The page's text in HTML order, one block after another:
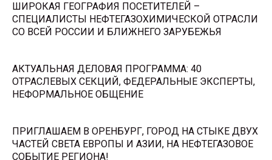
ШИРОКАЯ ГЕОГРАФИЯ ПОСЕТИТЕЛЕЙ –
СПЕЦИАЛИСТЫ НЕФТЕГАЗОХИМИЧЕСКОЙ ОТРАСЛИ
СО ВСЕЙ РОССИИ И БЛИЖНЕГО ЗАРУБЕЖЬЯ
АКТУАЛЬНАЯ ДЕЛОВАЯ ПРОГРАММА: 40
ОТРАСЛЕВЫХ СЕКЦИЙ, ФЕДЕРАЛЬНЫЕ ЭКСПЕРТЫ,
НЕФОРМАЛЬНОЕ ОБЩЕНИЕ
ПРИГЛАШАЕМ В ОРЕНБУРГ, ГОРОД НА СТЫКЕ ДВУХ
ЧАСТЕЙ СВЕТА ЕВРОПЫ И АЗИИ, НА НЕФТЕГАЗОВОЕ
СОБЫТИЕ РЕГИОНА!